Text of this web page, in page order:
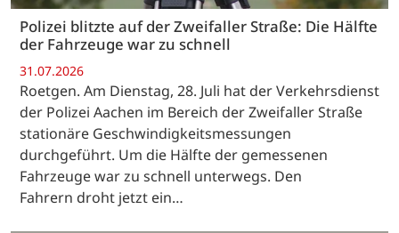
Polizei blitzte auf der Zweifaller Straße: Die Hälfte
der Fahrzeuge war zu schnell
31.07.2026
Roetgen. Am Dienstag, 28. Juli hat der Verkehrsdienst
der Polizei Aachen im Bereich der Zweifaller Straße
stationäre Geschwindigkeitsmessungen
durchgeführt. Um die Hälfte der gemessenen
Fahrzeuge war zu schnell unterwegs. Den
Fahrern droht jetzt ein…